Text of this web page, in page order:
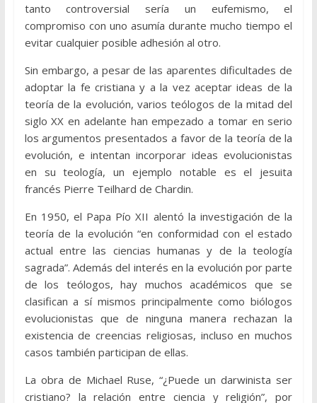
tanto controversial sería un eufemismo, el
compromiso con uno asumía durante mucho tiempo el
evitar cualquier posible adhesión al otro.
Sin embargo, a pesar de las aparentes dificultades de
adoptar la fe cristiana y a la vez aceptar ideas de la
teoría de la evolución, varios teólogos de la mitad del
siglo XX en adelante han empezado a tomar en serio
los argumentos presentados a favor de la teoría de la
evolución, e intentan incorporar ideas evolucionistas
en su teología, un ejemplo notable es el jesuita
francés Pierre Teilhard de Chardin.
En 1950, el Papa Pío XII alentó la investigación de la
teoría de la evolución “en conformidad con el estado
actual entre las ciencias humanas y de la teología
sagrada”. Además del interés en la evolución por parte
de los teólogos, hay muchos académicos que se
clasifican a sí mismos principalmente como biólogos
evolucionistas que de ninguna manera rechazan la
existencia de creencias religiosas, incluso en muchos
casos también participan de ellas.
La obra de Michael Ruse, “¿Puede un darwinista ser
cristiano? la relación entre ciencia y religión”, por